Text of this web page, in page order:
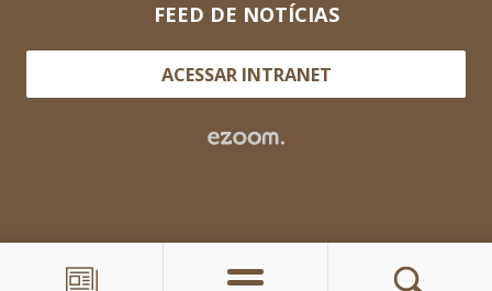
FEED DE NOTÍCIAS
ACESSAR INTRANET